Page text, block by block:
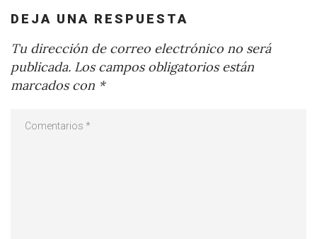
DEJA UNA RESPUESTA
Tu dirección de correo electrónico no será
publicada. Los campos obligatorios están
marcados con *